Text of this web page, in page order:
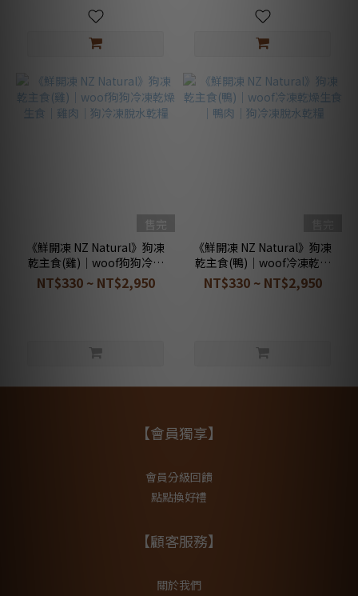
售完
《鮮開凍 NZ Natural》狗凍
乾主食(雞)｜woof狗狗冷凍
乾燥生食｜雞肉｜狗冷凍脫
水乾糧
NT$330 ~ NT$2,950
《鮮開凍 NZ Natural》狗凍
乾主食(鴨)｜woof冷凍乾燥
生食｜鴨肉｜狗冷凍脫水乾
糧
NT$330 ~ NT$2,950
【會員獨享】
會員分級回饋
點點換好禮
【顧客服務】
關於我們